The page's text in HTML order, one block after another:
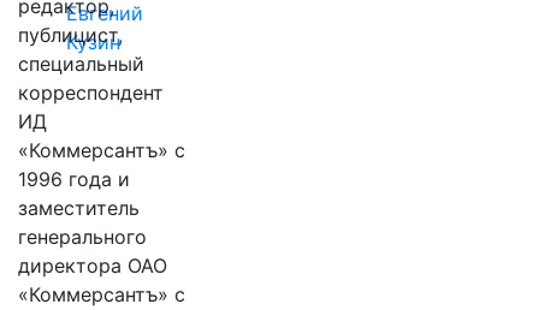
Евгений
Кузин
редактор,
публицист,
специальный
корреспондент
ИД
«Коммерсантъ» с
1996 года и
заместитель
генерального
директора ОАО
«Коммерсантъ» с